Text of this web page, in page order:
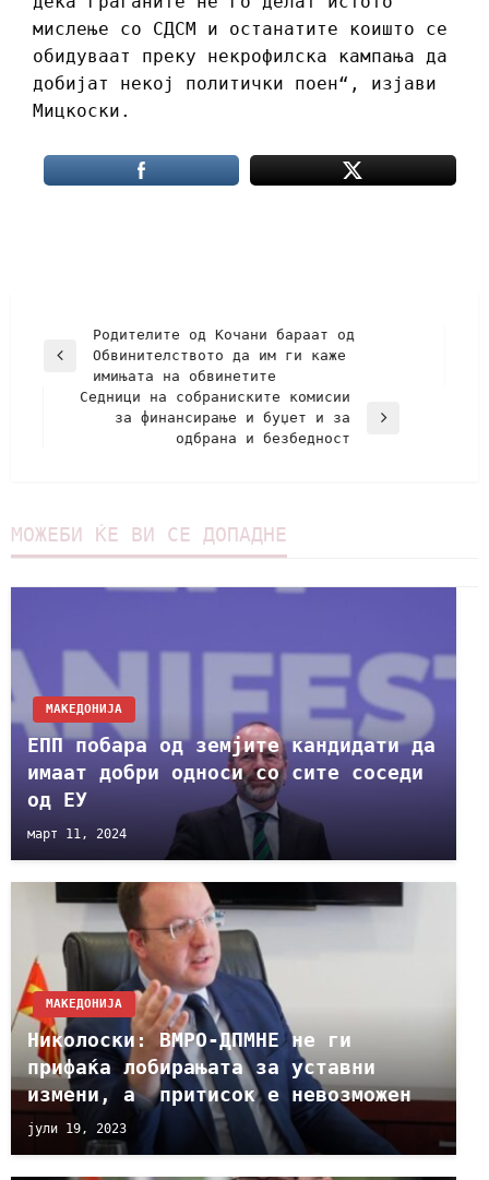
мислење со СДСМ и останатите коишто се
обидуваат преку некрофилска кампања да
добијат некој политички поен“, изјави
Мицкоски.
Родителите од Кочани бараат од
Обвинителството да им ги каже
имињата на обвинетите
Седници на собраниските комисии
за финансирање и буџет и за
одбрана и безбедност
МОЖЕБИ ЌЕ ВИ СЕ ДОПАДНЕ
МАКЕДОНИЈА
ЕПП побара од земјите кандидати да
имаат добри односи со сите соседи
од ЕУ
март 11, 2024
МАКЕДОНИЈА
Николоски: ВМРО-ДПМНЕ не ги
прифаќа лобирањата за уставни
измени, а притисок е невозможен
јули 19, 2023